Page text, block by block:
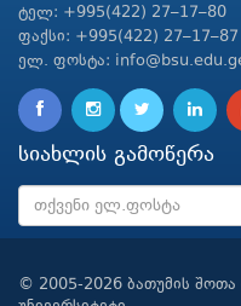
ტელ: +995(422) 27–17–80
ფაქსი: +995(422) 27–17–87
ელ. ფოსტა:
სიახლის გამოწერა
© 2005-2026 ბათუმის